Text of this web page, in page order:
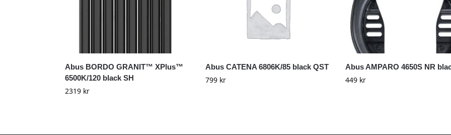
Abus BORDO GRANIT™ XPlus™
6500K/120 black SH
2319 kr
Abus CATENA 6806K/85 black QST
799 kr
Abus AMPARO 4650S NR
449 kr